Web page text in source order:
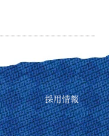
採用情報